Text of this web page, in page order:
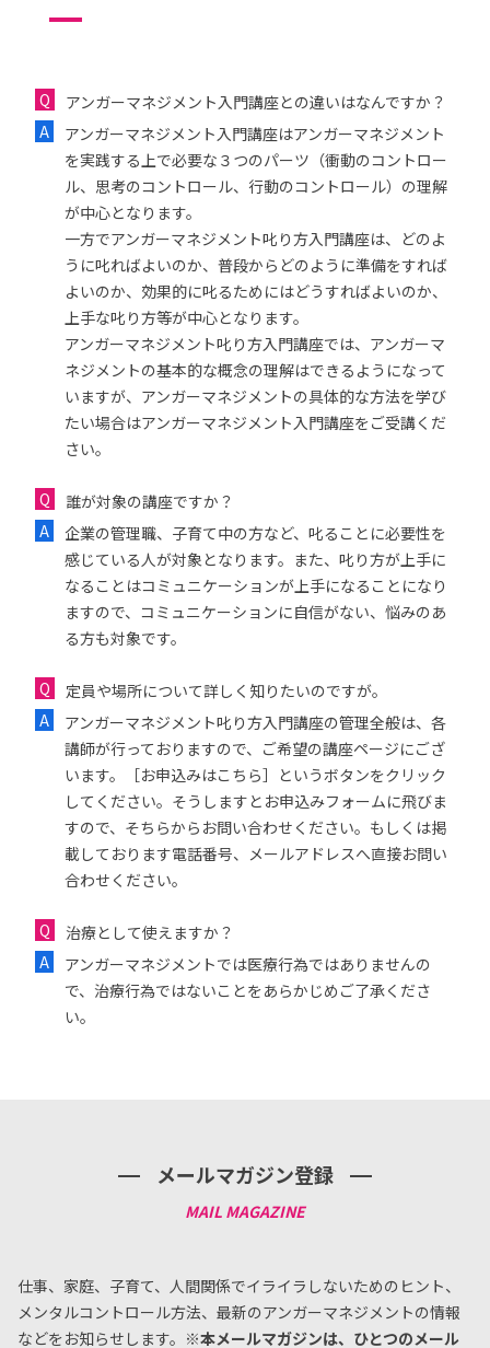
アンガーマネジメント入門講座との違いはなんですか？
アンガーマネジメント入門講座はアンガーマネジメント
を実践する上で必要な３つのパーツ（衝動のコントロー
ル、思考のコントロール、行動のコントロール）の理解
が中心となります。
一方でアンガーマネジメント叱り方入門講座は、どのよ
うに叱ればよいのか、普段からどのように準備をすれば
よいのか、効果的に叱るためにはどうすればよいのか、
上手な叱り方等が中心となります。
アンガーマネジメント叱り方入門講座では、アンガーマ
ネジメントの基本的な概念の理解はできるようになって
いますが、アンガーマネジメントの具体的な方法を学び
たい場合はアンガーマネジメント入門講座をご受講くだ
さい。
誰が対象の講座ですか？
企業の管理職、子育て中の方など、叱ることに必要性を
感じている人が対象となります。また、叱り方が上手に
なることはコミュニケーションが上手になることになり
ますので、コミュニケーションに自信がない、悩みのあ
る方も対象です。
定員や場所について詳しく知りたいのですが。
アンガーマネジメント叱り方入門講座の管理全般は、各
講師が行っておりますので、ご希望の講座ページにござ
います。［お申込みはこちら］というボタンをクリック
してください。そうしますとお申込みフォームに飛びま
すので、そちらからお問い合わせください。もしくは掲
載しております電話番号、メールアドレスへ直接お問い
合わせください。
治療として使えますか？
アンガーマネジメントでは医療行為ではありませんの
で、治療行為ではないことをあらかじめご了承くださ
い。
メールマガジン登録
仕事、家庭、子育て、人間関係でイライラしないためのヒント、
メンタルコントロール方法、 最新のアンガーマネジメントの情報
などをお知らせします。 ※本メールマガジンは、ひとつのメール